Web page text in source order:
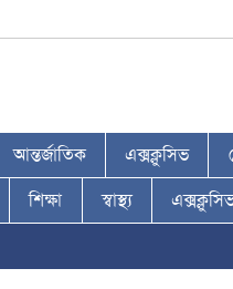
আন্তর্জাতিক এক্সক্লুসিভ
শিক্ষা স্বাস্থ্য